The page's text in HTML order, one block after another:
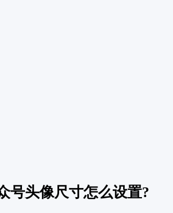
号头像尺寸怎么设置?